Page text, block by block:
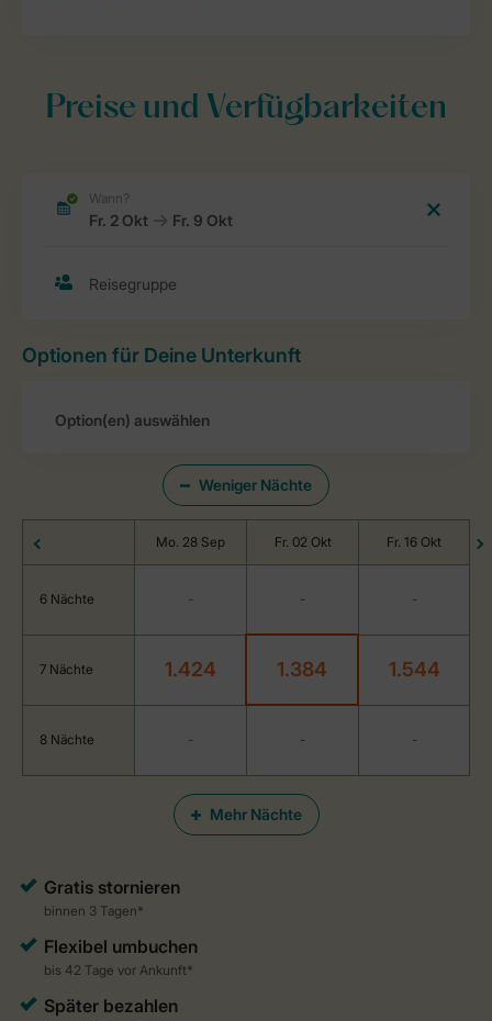
Preise und Verfügbarkeiten
Optionen für Deine Unterkunft
Weniger Nächte
Mehr Nächte
Mo. 28 Sep Fr. 02 Okt Fr. 16 Okt
6 Nächte - - -
7 Nächte 1.424 1.384 1.544
8 Nächte - - -